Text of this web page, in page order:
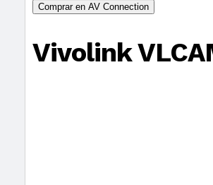
Comprar en AV Connection
Vivolink